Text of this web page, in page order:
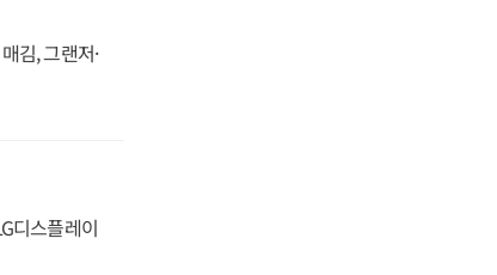
김, 그랜저·
디스플레이